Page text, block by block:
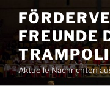
Inhalt
springenFREUNDE
Aktuelle Nachrichten